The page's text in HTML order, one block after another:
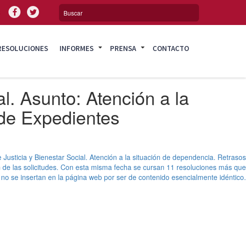
INFORMES PRENSA CONTACTO
Asunto: Atención a la
Expedientes
y Bienestar Social. Atención a la situación de dependencia. Retrasos
las solicitudes. Con esta misma fecha se cursan 11 resoluciones más que
no se insertan en la página web por ser de contenido esencialmente idéntico.